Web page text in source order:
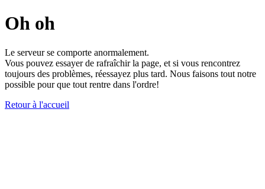
Oh oh
Le serveur se comporte anormalement.
Vous pouvez essayer de rafraîchir la page, et si vous rencontrez
toujours des problèmes, réessayez plus tard. Nous faisons tout notre
possible pour que tout rentre dans l'ordre!
Retour à l'accueil